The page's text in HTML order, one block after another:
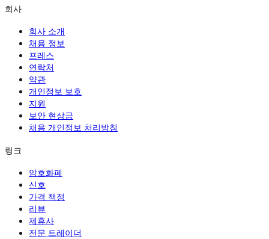
회사
회사 소개
채용 정보
프레스
연락처
약관
개인정보 보호
지원
보안 현상금
채용 개인정보 처리방침
링크
암호화폐
신호
가격 책정
리뷰
제휴사
전문 트레이더